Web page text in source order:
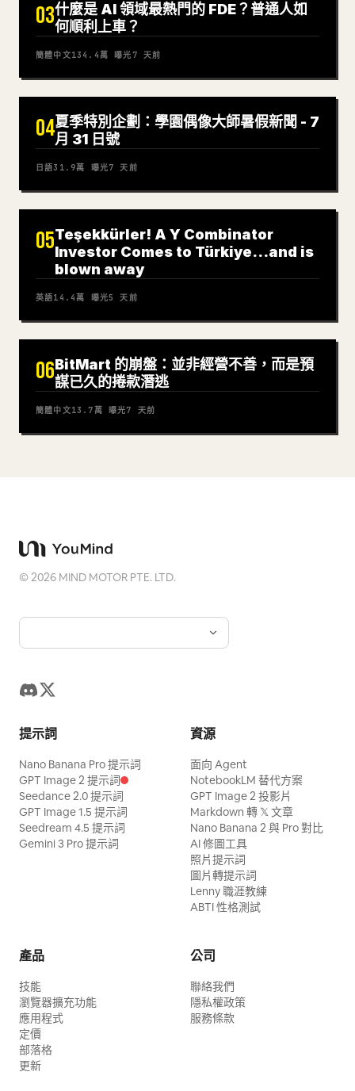
03什麼是 AI 領域最熱門的 FDE？普通人如
何順利上車？
簡體中文134.4萬 曝光7 天前
04夏季特別企劃：學園偶像大師暑假新聞 - 7
月 31 日號
日語31.9萬 曝光7 天前
05Teşekkürler! A Y Combinator
Investor Comes to Türkiye…and is
blown away
英語14.4萬 曝光5 天前
06BitMart 的崩盤：並非經營不善，而是預
謀已久的捲款潛逃
簡體中文13.7萬 曝光7 天前
©2026 MIND MOTOR PTE. LTD.
提示詞
Nano Banana Pro 提示詞
GPT Image 2 提示詞
Seedance 2.0 提示詞
GPT Image 1.5 提示詞
Seedream 4.5 提示詞
Gemini 3 Pro 提示詞
資源
面向 Agent
NotebookLM 替代方案
GPT Image 2 投影片
Markdown 轉 𝕏 文章
Nano Banana 2 與 Pro 對比
AI 修圖工具
照片提示詞
圖片轉提示詞
Lenny 職涯教練
ABTI 性格測試
產品
技能
瀏覽器擴充功能
應用程式
定價
部落格
更新
公司
聯絡我們
隱私權政策
服務條款